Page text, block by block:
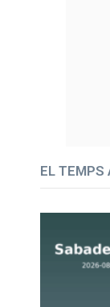
EL TEMPS